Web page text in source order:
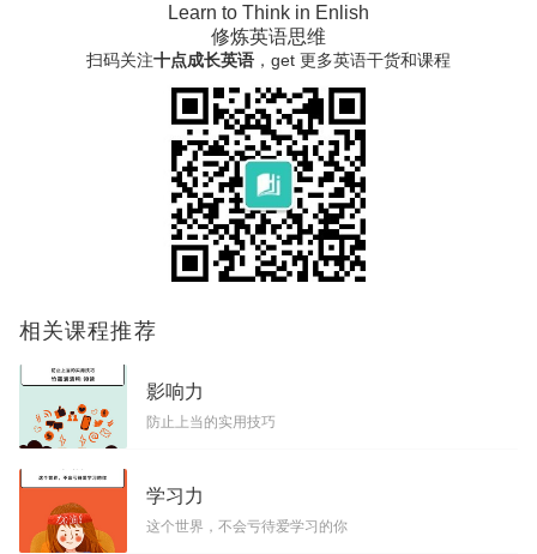
Learn to Think in Enlish
修炼英语思维
扫码关注十点成长英语 ，get 更多英语干货和课程
相关课程推荐
影响力
防止上当的实用技巧
学习力
这个世界，不会亏待爱学习的你